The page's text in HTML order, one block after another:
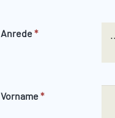
Anrede*
Vorname*